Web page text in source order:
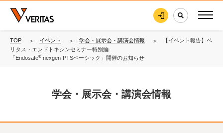
TOP イベント 学会・展示会・講演会情報
【イベント報告】ベ
リタス・エンドトキシンセミナー特別編
「Endosafe® nexgen-PTSベーシック」開催のお知らせ
学会・展示会・講演会情報